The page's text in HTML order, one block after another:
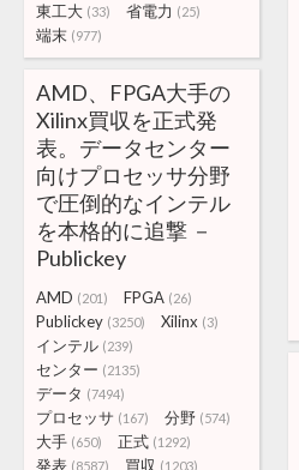
東工大 (33) 省電力 (25)
端末 (977)
AMD、FPGA大手の
Xilinx買収を正式発
表。データセンター
向けプロセッサ分野
で圧倒的なインテル
を本格的に追撃 －
Publickey
AMD (201) FPGA (26)
Publickey (3250) Xilinx (3)
インテル (239)
センター (2135)
データ (7494)
プロセッサ (167) 分野 (574)
大手 (650) 正式 (1292)
発表 (8587) 買収 (1203)